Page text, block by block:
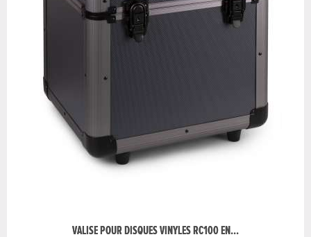
VALISE POUR DISQUES VINYLES RC100 EN...